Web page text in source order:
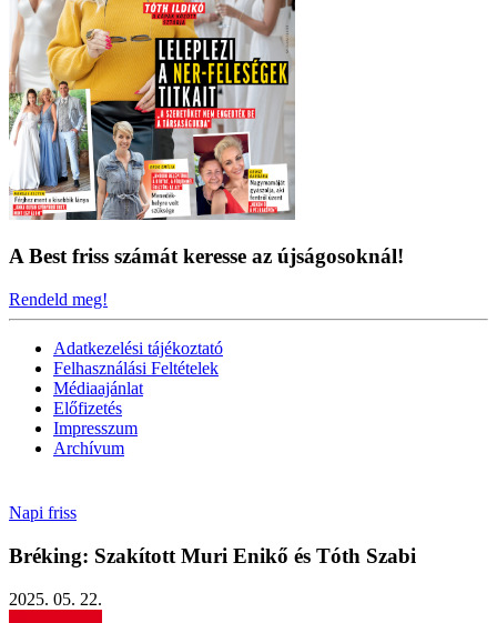
A Best friss számát keresse az újságosoknál!
Rendeld meg!
Adatkezelési tájékoztató
Felhasználási Feltételek
Médiaajánlat
Előfizetés
Impresszum
Archívum
Napi friss
Bréking: Szakított Muri Enikő és Tóth Szabi
2025. 05. 22.